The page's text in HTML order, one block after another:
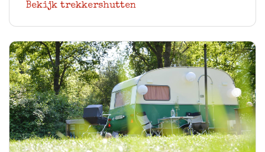
Bekijk trekkershutten